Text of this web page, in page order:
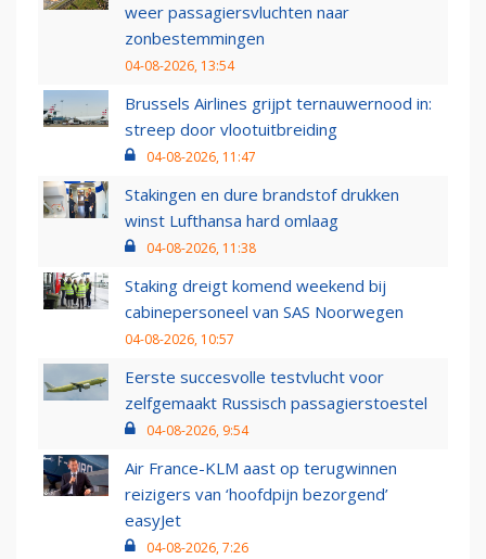
weer passagiersvluchten naar
zonbestemmingen
04-08-2026, 13:54
Brussels Airlines grijpt ternauwernood in:
streep door vlootuitbreiding
04-08-2026, 11:47
Stakingen en dure brandstof drukken
winst Lufthansa hard omlaag
04-08-2026, 11:38
Staking dreigt komend weekend bij
cabinepersoneel van SAS Noorwegen
04-08-2026, 10:57
Eerste succesvolle testvlucht voor
zelfgemaakt Russisch passagierstoestel
04-08-2026, 9:54
Air France-KLM aast op terugwinnen
reizigers van ‘hoofdpijn bezorgend’
easyJet
04-08-2026, 7:26